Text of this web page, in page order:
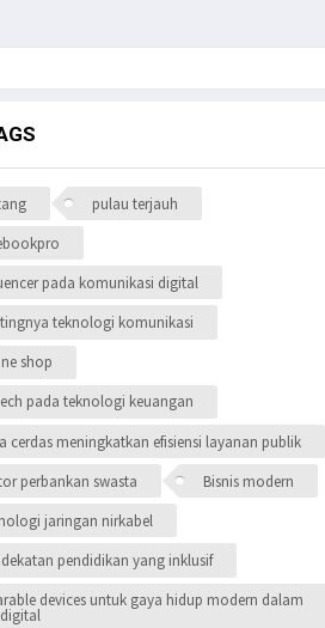
pulau terjauh
pada komunikasi digital
teknologi komunikasi
shop
pada teknologi keuangan
cerdas meningkatkan efisiensi layanan publik
perbankan swasta
Bisnis modern
jaringan nirkabel
pendidikan yang inklusif
devices untuk gaya hidup modern dalam